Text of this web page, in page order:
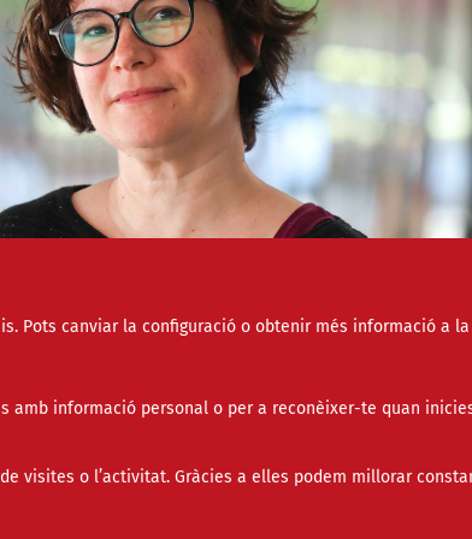
Pots canviar la configuració o obtenir més informació a
amb informació personal o per a reconèixer-te quan
visites o l’activitat. Gràcies a elles podem millorar